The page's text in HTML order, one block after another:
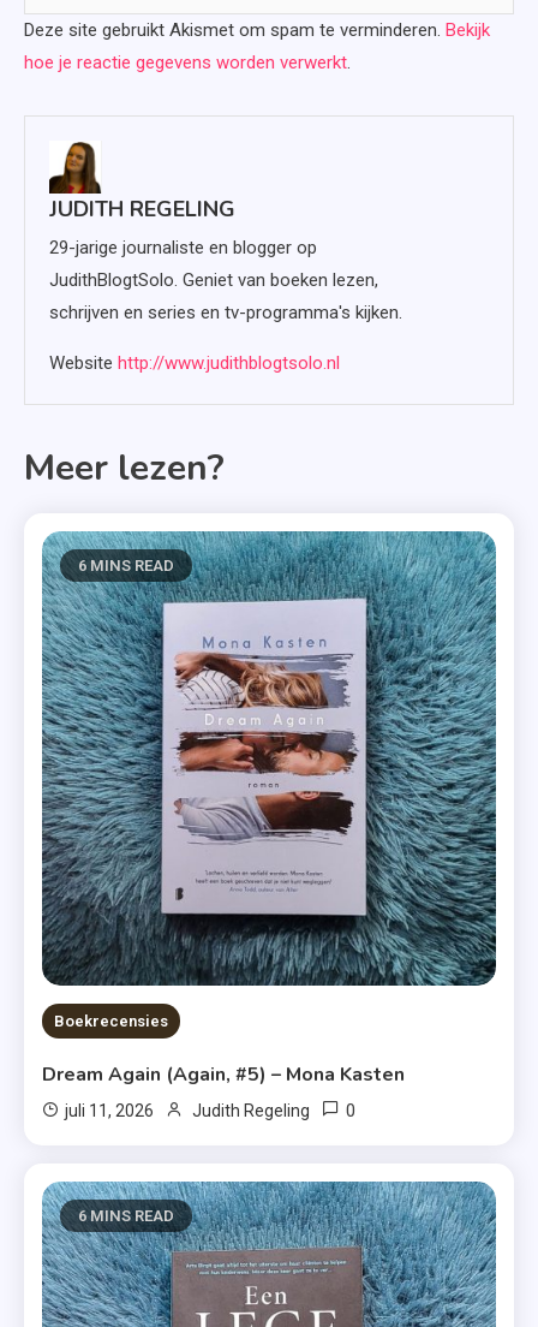
Deze site gebruikt Akismet om spam te verminderen. Bekijk
hoe je reactie gegevens worden verwerkt.
JUDITH REGELING
29-jarige journaliste en blogger op
JudithBlogtSolo. Geniet van boeken lezen,
schrijven en series en tv-programma's kijken.
Website http://www.judithblogtsolo.nl
Meer lezen?
6 MINS READ
Boekrecensies
Dream Again (Again, #5) – Mona Kasten
juli 11, 2026 Judith Regeling 0
6 MINS READ